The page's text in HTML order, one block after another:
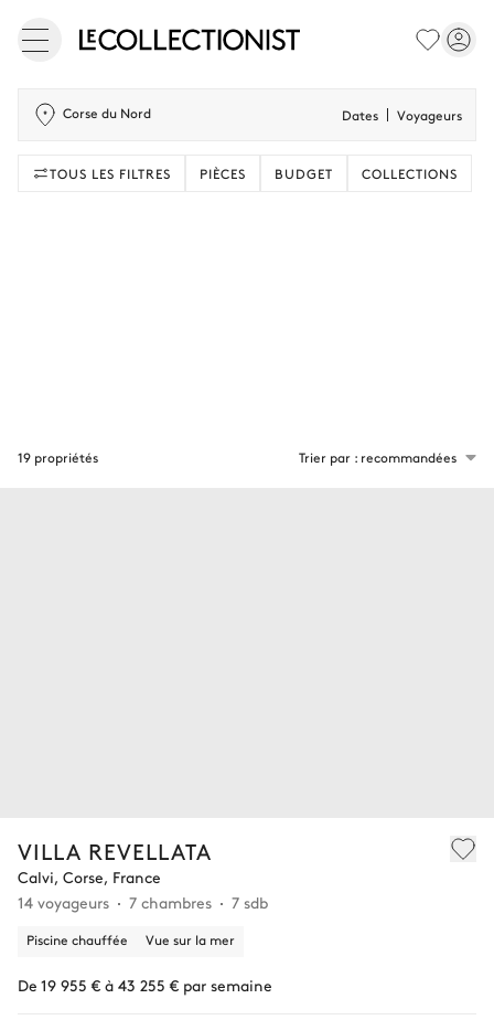
Corse du Nord Dates Voyageurs
TOUS LES FILTRES PIÈCES BUDGET COLLECTIONS
VILLA REVELLATA
Calvi, Corse, France
14 voyageurs
7 chambres 7 sdb
Piscine chauffée Vue sur la mer
De 19 955 € à 43 255 € par semaine
19 propriétés Trier par : recommandées